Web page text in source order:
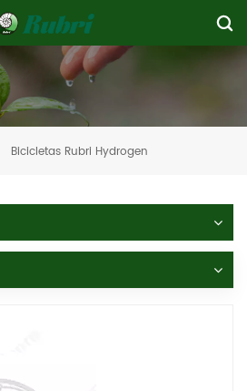
Bicicletas Rubri Hydrogen